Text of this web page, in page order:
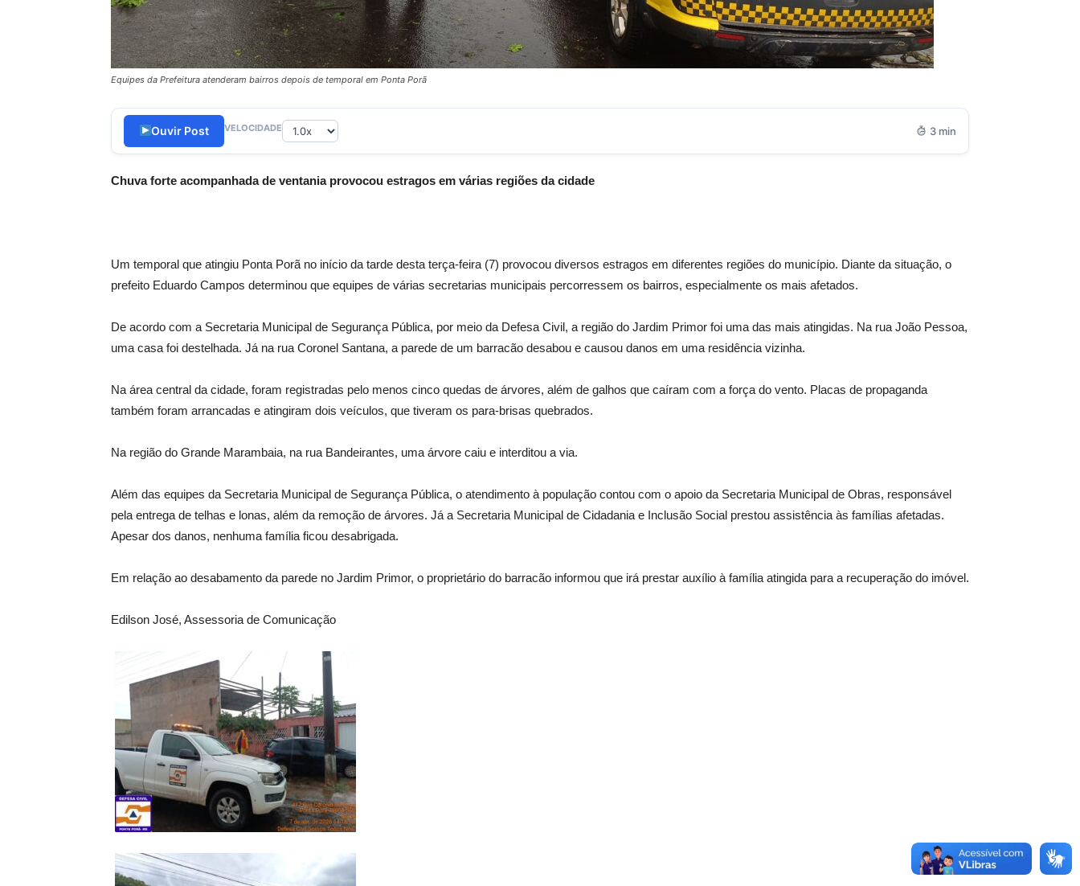
Equipes da Prefeitura atenderam bairros depois de temporal em Ponta Porã
Ouvir Post VELOCIDADE 3 min
Chuva forte acompanhada de ventania provocou estragos em várias regiões da cidade
Um temporal que atingiu Ponta Porã no início da tarde desta terça-feira (7) provocou diversos estragos em diferentes regiões do município. Diante da situação, o
prefeito Eduardo Campos determinou que equipes de várias secretarias municipais percorressem os bairros, especialmente os mais afetados.
De acordo com a Secretaria Municipal de Segurança Pública, por meio da Defesa Civil, a região do Jardim Primor foi uma das mais atingidas. Na rua João Pessoa,
uma casa foi destelhada. Já na rua Coronel Santana, a parede de um barracão desabou e causou danos em uma residência vizinha.
Na área central da cidade, foram registradas pelo menos cinco quedas de árvores, além de galhos que caíram com a força do vento. Placas de propaganda
também foram arrancadas e atingiram dois veículos, que tiveram os para-brisas quebrados.
Na região do Grande Marambaia, na rua Bandeirantes, uma árvore caiu e interditou a via.
Além das equipes da Secretaria Municipal de Segurança Pública, o atendimento à população contou com o apoio da Secretaria Municipal de Obras, responsável
pela entrega de telhas e lonas, além da remoção de árvores. Já a Secretaria Municipal de Cidadania e Inclusão Social prestou assistência às famílias afetadas.
Apesar dos danos, nenhuma família ficou desabrigada.
Em relação ao desabamento da parede no Jardim Primor, o proprietário do barracão informou que irá prestar auxílio à família atingida para a recuperação do imóvel.
Edilson José, Assessoria de Comunicação